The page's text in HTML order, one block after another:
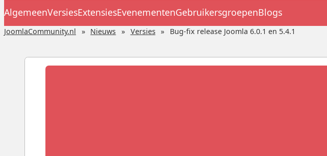
AlgemeenVersiesExtensiesEvenementenGebruikersgroepenBlogs
JoomlaCommunity.nl Nieuws Versies Bug-fix release Joomla 6.0.1 en 5.4.1